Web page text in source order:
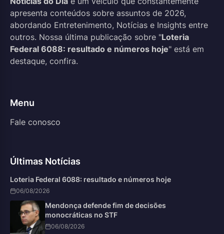
apresenta conteúdos sobre assuntos de 2026,
abordando Entretenimento, Notícias e Insights entre
outros. Nossa última publicação sobre "Loteria
Federal 6088: resultado e números hoje" está em
destaque, confira.
Menu
Fale conosco
Últimas Notícias
Loteria Federal 6088: resultado e números hoje
06/08/2026
Mendonça defende fim de decisões
monocráticas no STF
06/08/2026